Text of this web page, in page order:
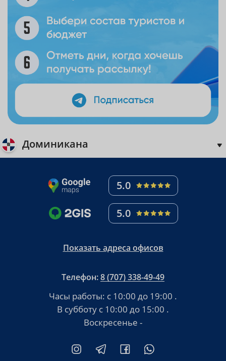
Доминикана
5.0
5.0
Показать адреса офисов
Телефон:8 (707) 338-49-49
Часы работы: с 10:00 до 19:00 .
В субботу с 10:00 до 15:00 .
Воскресенье -